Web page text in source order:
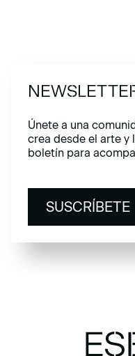
Únete a una
crea desde el arte y
boletín para
SUSCRÍBETE
SUSCRÍBETE